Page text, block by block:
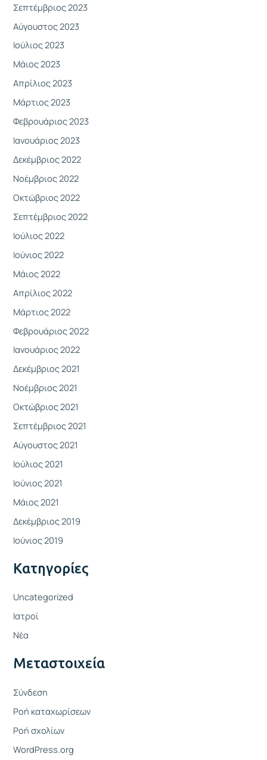
Σεπτέμβριος 2023
Αύγουστος 2023
Ιούλιος 2023
Μάιος 2023
Απρίλιος 2023
Μάρτιος 2023
Φεβρουάριος 2023
Ιανουάριος 2023
Δεκέμβριος 2022
Νοέμβριος 2022
Οκτώβριος 2022
Σεπτέμβριος 2022
Ιούλιος 2022
Ιούνιος 2022
Μάιος 2022
Απρίλιος 2022
Μάρτιος 2022
Φεβρουάριος 2022
Ιανουάριος 2022
Δεκέμβριος 2021
Νοέμβριος 2021
Οκτώβριος 2021
Σεπτέμβριος 2021
Αύγουστος 2021
Ιούλιος 2021
Ιούνιος 2021
Μάιος 2021
Δεκέμβριος 2019
Ιούνιος 2019
Kατηγορίες
Uncategorized
Ιατροί
Νέα
Μεταστοιχεία
Σύνδεση
Ροή καταχωρίσεων
Ροή σχολίων
WordPress.org